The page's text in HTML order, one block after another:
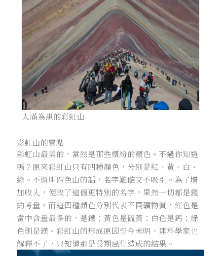
人滿為患的彩虹山
彩虹山的賣點
彩虹山最美的，當然是那些繽紛的顏色。不過你知道
嗎？原來彩虹山只有四種顏色，分別是紅、黃、白、
綠。不過叫四色山的話，名字難聽又不吸引。為了增
加收入，便改了這個更特別的名字，果然一切都是錢
的考量。而這四種顏色分別代表不同礦物質，紅色是
當中含量最多的，是鐵；黃色是硫黃；白色是鈣；綠
色則是鎂。彩虹山的形成原因至今未明，連科學家也
解釋不了，只知道那是長期風化造成的結果。